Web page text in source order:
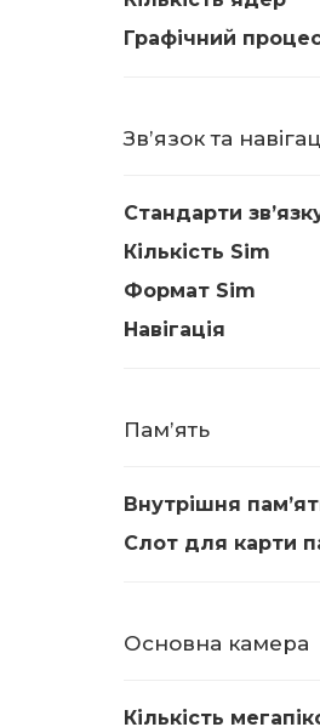
Графічний
Звʼязок та
Стандарти
Кількість Sim
Формат Sim
Навігація
Памʼять
Внутрішня
Слот для карти
Основна камера
Кількість